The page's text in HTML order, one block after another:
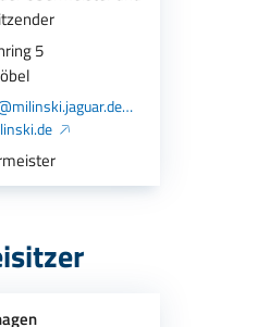
5
volker.milinski@milinski.jaguar.de